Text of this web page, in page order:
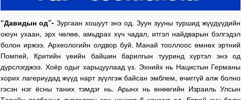
“Давидын од”- Зургаан хошуут энэ од. Зуун зууны туршид жүүдүүдийн
оюун ухаан, эрх чөлөө, амьдрах хүч чадал, итгэл найдварын бэлгэдэл
болон иржээ. Археологийн олдвор буй. Манай тооллоос өмнөх эртний
Помпей, Критийн үеийн байшин барилгын тууринд хүртэл энэ од
дүрслэгджээ. Хоёр одыг харьцуулаад үз. Эхнийх нь Нацистын Германы
хорих лагериудад жүүд нарт зүүлгэж байсан эмблем, өчиггүй алж болно
гэсэн нэг ёсны таних тэмдэг нь. Арынх нь өнөөгийн Израиль Улсын